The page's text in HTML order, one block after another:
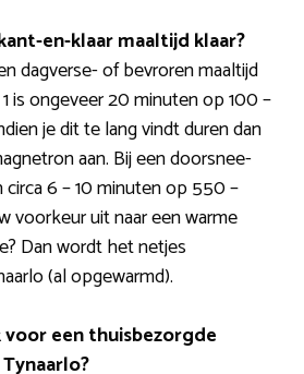
en-klaar maaltijd klaar?
dagverse- of bevroren maaltijd
is ongeveer 20 minuten op 100 –
je dit te lang vindt duren dan
aan. Bij een doorsnee-
6 – 10 minuten op 550 –
voorkeur uit naar een warme
Dan wordt het netjes
(al opgewarmd).
een thuisbezorgde